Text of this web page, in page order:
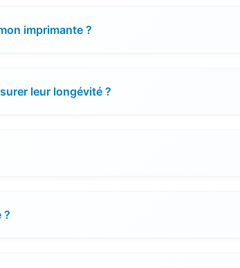
imprimante ?
leur longévité ?
?